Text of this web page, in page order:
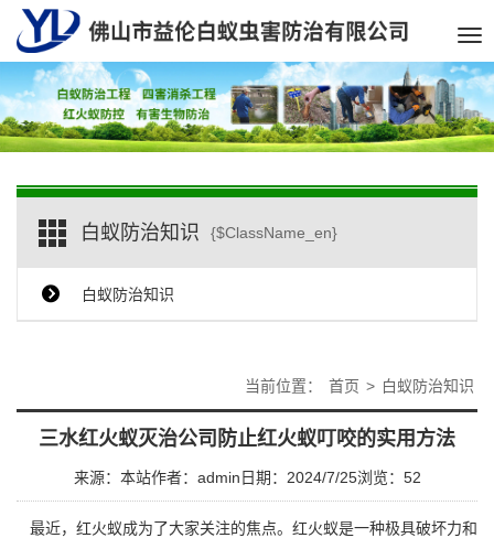
白蚁防治知识 {$ClassName_en}
白蚁防治知识
当前位置： 首页 > 白蚁防治知识
三水红火蚁灭治公司防止红火蚁叮咬的实用方法
来源：本站作者：admin 日期：2024/7/25浏览： 52
最近，红火蚁成为了大家关注的焦点。红火蚁是一种极具破坏力和